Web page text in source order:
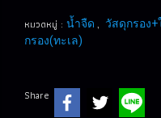
หมวดหมู่ : น้ำจืด , วัสดุกรอง+
กรอง(ทะเล)
Share